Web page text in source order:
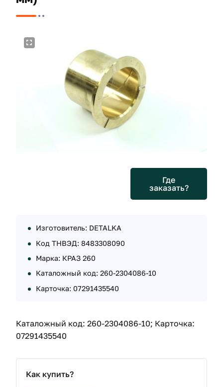
Где
заказать?
Изготовитель: DETALKA
Код ТНВЭД: 8483308090
Марка: КРАЗ 260
Каталожный код: 260-2304086-10
Карточка: 07291435540
Каталожный код: 260-2304086-10; Карточка:
07291435540
Как купить?